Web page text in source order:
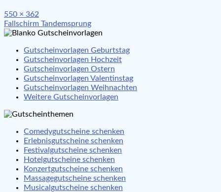
Full
size
550 × 362
Beitragsnavigation
Fallschirm Tandemsprung
Gutscheinvorlagen Geburtstag
Gutscheinvorlagen Hochzeit
Gutscheinvorlagen Ostern
Gutscheinvorlagen Valentinstag
Gutscheinvorlagen Weihnachten
Weitere Gutscheinvorlagen
Comedygutscheine schenken
Erlebnisgutscheine schenken
Festivalgutscheine schenken
Hotelgutscheine schenken
Konzertgutscheine schenken
Massagegutscheine schenken
Musicalgutscheine schenken